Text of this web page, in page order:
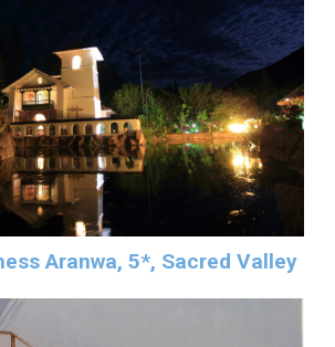
Aranwa, 5*, Sacred Valley